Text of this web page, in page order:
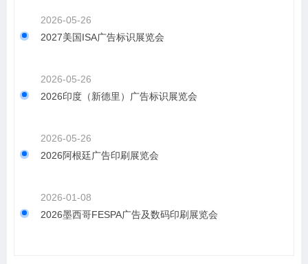
2026-05-26
2027美国ISA广告标识展览会
2026-05-26
2026印度（新德里）广告标识展览会
2026-05-26
2026阿根廷广告印刷展览会
2026-01-08
2026墨西哥FESPA广告及数码印刷展览会